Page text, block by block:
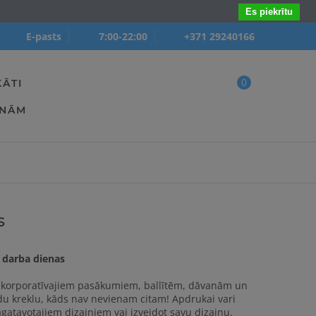
E-pasts 7:00-22:00 +371 29240166
0
darba dienas
pasākumiem, ballītēm, dāvanām un
kreklu, kāds nav nevienam citam! Apdrukai vari
dizainiem vai izveidot savu dizainu.
Es piekrītu